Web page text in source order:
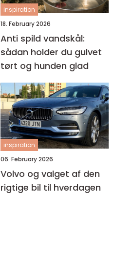
inspiration
18. February 2026
Anti spild vandskål:
sådan holder du gulvet
tørt og hunden glad
inspiration
06. February 2026
Volvo og valget af den
rigtige bil til hverdagen